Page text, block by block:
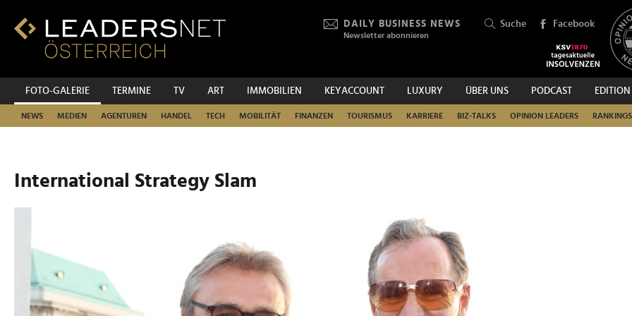
Inhalt
Fußzeilen-
Hauptnavigation
DAILY BUSINESS NEWS
Newsletter abonnieren
Suche Facebook
FOTO-GALERIE TERMINE TV ART IMMOBILIEN KEYACCOUNT LUXURY ÜBER UNS PODCAST EDITION
NEWS MEDIEN AGENTUREN HANDEL TECH MOBILITÄT FINANZEN TOURISMUS KARRIERE BIZ-TALKS OPINION LEADERS RANKINGS
SUCHEN
International Strategy Slam